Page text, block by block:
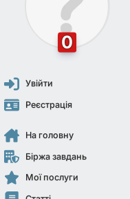
0
Увійти
Реєстрація
На головну
Біржа завдань
Мої послуги